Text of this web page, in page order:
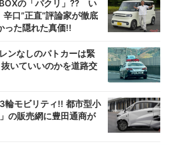
の「パクリ」?? い
口”正直”評論家が徹底
った隠れた真価!!
ンなしのパトカーは緊
いていいのかを道路交
輪モビリティ!! 都市型小
の販売網に豊田通商が